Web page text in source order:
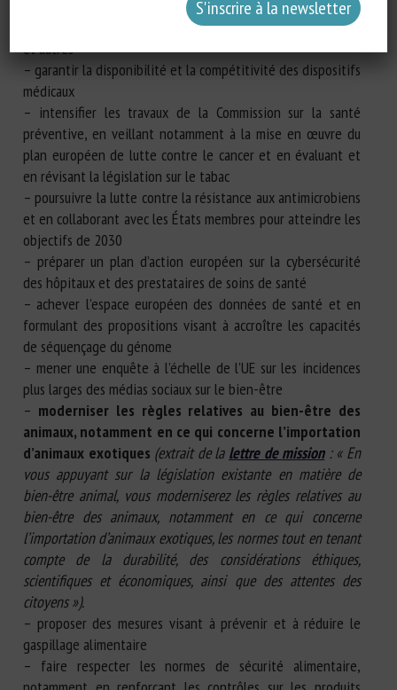
biotechnologie afin de stimuler l’innovation en matière
d’évaluation des technologies de la santé, d’essais cliniques
et autres
– garantir la disponibilité et la compétitivité des dispositifs
médicaux
– intensifier les travaux de la Commission sur la santé
préventive, en veillant notamment à la mise en œuvre du
plan européen de lutte contre le cancer et en évaluant et
en révisant la législation sur le tabac
– poursuivre la lutte contre la résistance aux antimicrobiens
et en collaborant avec les États membres pour atteindre les
objectifs de 2030
– préparer un plan d’action européen sur la cybersécurité
des hôpitaux et des prestataires de soins de santé
– achever l’espace européen des données de santé et en
formulant des propositions visant à accroître les capacités
de séquençage du génome
– mener une enquête à l’échelle de l’UE sur les incidences
plus larges des médias sociaux sur le bien-être
– moderniser les règles relatives au bien-être des
animaux, notamment en ce qui concerne l’importation
d’animaux exotiques (extrait de la lettre de mission: « En
vous appuyant sur la législation existante en matière de
bien-être animal, vous moderniserez les règles relatives au
bien-être des animaux, notamment en ce qui concerne
l’importation d’animaux exotiques, les normes tout en tenant
compte de la durabilité, des considérations éthiques,
scientifiques et économiques, ainsi que des attentes des
citoyens »).
– proposer des mesures visant à prévenir et à réduire le
gaspillage alimentaire
– faire respecter les normes de sécurité alimentaire,